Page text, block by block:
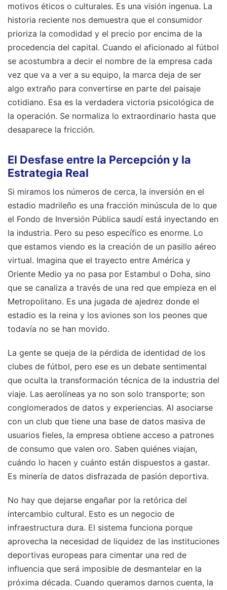
motivos éticos o culturales. Es una visión ingenua. La
historia reciente nos demuestra que el consumidor
prioriza la comodidad y el precio por encima de la
procedencia del capital. Cuando el aficionado al fútbol
se acostumbra a decir el nombre de la empresa cada
vez que va a ver a su equipo, la marca deja de ser
algo extraño para convertirse en parte del paisaje
cotidiano. Esa es la verdadera victoria psicológica de
la operación. Se normaliza lo extraordinario hasta que
desaparece la fricción.
El Desfase entre la Percepción y la
Estrategia Real
Si miramos los números de cerca, la inversión en el
estadio madrileño es una fracción minúscula de lo que
el Fondo de Inversión Pública saudí está inyectando en
la industria. Pero su peso específico es enorme. Lo
que estamos viendo es la creación de un pasillo aéreo
virtual. Imagina que el trayecto entre América y
Oriente Medio ya no pasa por Estambul o Doha, sino
que se canaliza a través de una red que empieza en el
Metropolitano. Es una jugada de ajedrez donde el
estadio es la reina y los aviones son los peones que
todavía no se han movido.
La gente se queja de la pérdida de identidad de los
clubes de fútbol, pero ese es un debate sentimental
que oculta la transformación técnica de la industria del
viaje. Las aerolíneas ya no son solo transporte; son
conglomerados de datos y experiencias. Al asociarse
con un club que tiene una base de datos masiva de
usuarios fieles, la empresa obtiene acceso a patrones
de consumo que valen oro. Saben quiénes viajan,
cuándo lo hacen y cuánto están dispuestos a gastar.
Es minería de datos disfrazada de pasión deportiva.
No hay que dejarse engañar por la retórica del
intercambio cultural. Esto es un negocio de
infraestructura dura. El sistema funciona porque
aprovecha la necesidad de liquidez de las instituciones
deportivas europeas para cimentar una red de
influencia que será imposible de desmantelar en la
próxima década. Cuando queramos darnos cuenta, la